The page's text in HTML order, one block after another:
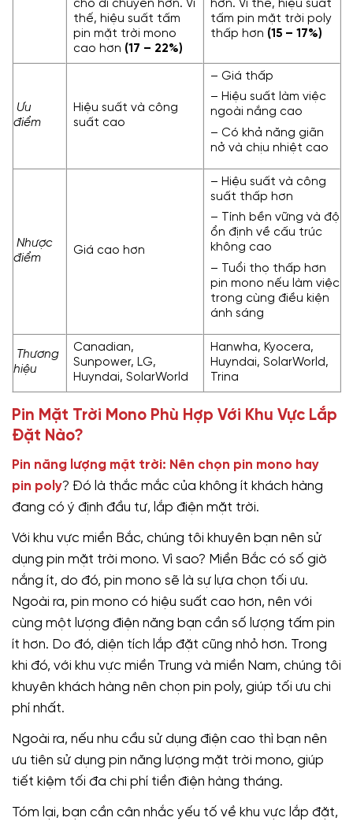
chỗ di chuyển hơn. Vì
thế, hiệu suất tấm
pin mặt trời mono
cao hơn (17 – 22%)
hơn. Vì thế, hiệu suất
tấm pin mặt trời poly
thấp hơn (15 – 17%)
Ưu
điểm
Hiệu suất và công
suất cao
– Giá thấp
– Hiệu suất làm việc
ngoài nắng cao
– Có khả năng giãn
nở và chịu nhiệt cao
Nhược
điểm
Giá cao hơn
– Hiệu suất và công
suất thấp hơn
– Tính bền vững và độ
ổn định về cấu trúc
không cao
– Tuổi thọ thấp hơn
pin mono nếu làm việc
trong cùng điều kiện
ánh sáng
Thương
hiệu
Canadian,
Sunpower, LG,
Huyndai, SolarWorld
Hanwha, Kyocera,
Huyndai, SolarWorld,
Trina
Pin Mặt Trời Mono Phù Hợp Với Khu Vực Lắp
Đặt Nào?
Pin năng lượng mặt trời: Nên chọn pin mono hay
pin poly? Đó là thắc mắc của không ít khách hàng
đang có ý định đầu tư, lắp điện mặt trời.
Với khu vực miền Bắc, chúng tôi khuyên bạn nên sử
dụng pin mặt trời mono. Vì sao? Miền Bắc có số giờ
nắng ít, do đó, pin mono sẽ là sự lựa chọn tối ưu.
Ngoài ra, pin mono có hiệu suất cao hơn, nên với
cùng một lượng điện năng bạn cần số lượng tấm pin
ít hơn. Do đó, diện tích lắp đặt cũng nhỏ hơn. Trong
khi đó, với khu vực miền Trung và miền Nam, chúng tôi
khuyên khách hàng nên chọn pin poly, giúp tối ưu chi
phí nhất.
Ngoài ra, nếu nhu cầu sử dụng điện cao thì bạn nên
ưu tiên sử dụng pin năng lượng mặt trời mono, giúp
tiết kiệm tối đa chi phí tiền điện hàng tháng.
Tóm lại, bạn cần cân nhắc yếu tố về khu vực lắp đặt,